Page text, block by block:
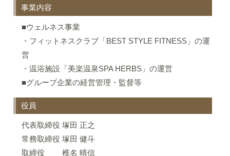
事業内容
■ウェルネス事業
・フィットネスクラブ「BEST STYLE FITNESS」の運
営
・温浴施設「美楽温泉SPA HERBS」の運営
■グループ企業の経営管理・監督等
役員
代表取締役 塚田 正之
常務取締役 塚田 健斗
取締役 椎名 晴信